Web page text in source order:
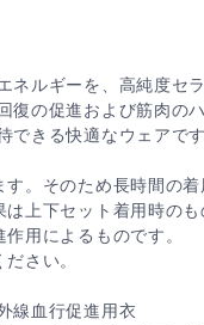
ネルギーを、高純度セ
復の促進および筋肉の
できる快適なウェアで
。そのため長時間の
上下セット着用時の
用によるものです。
さい。
線血行促進用衣